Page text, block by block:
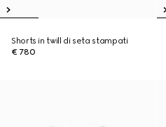
Shorts in twill di seta stampati
€ 780